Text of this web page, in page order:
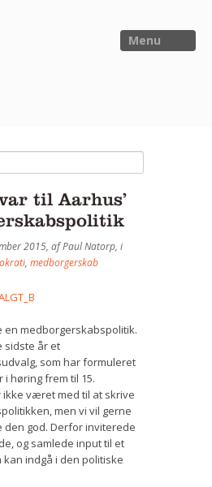
Menu
til Aarhus’
2015, af Paul Natorp, i
, medborgerskab
en medborgerskabspolitik.
sidste år et
som har formuleret
i høring frem til 15.
ikke været med til at skrive
men vi vil gerne
den god. Derfor inviterede
og samlede input til et
indgå i den politiske